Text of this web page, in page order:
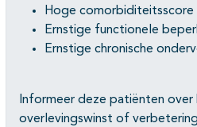
Hoge comorbiditeitsscore
Ernstige functionele
Ernstige chronische
Informeer deze patiënten over
overlevingswinst of